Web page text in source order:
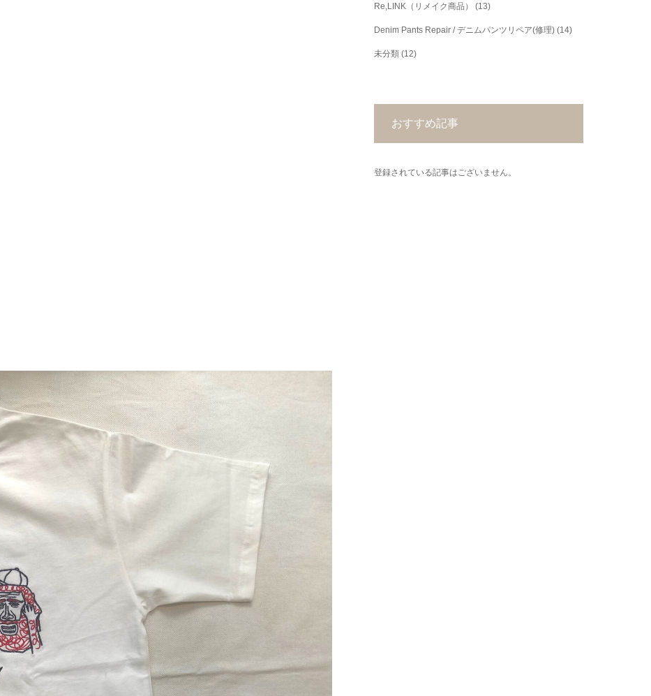
Re,LINK（リメイク商品） (13)
Denim Pants Repair / デニムパンツリペア(修理) (14)
未分類 (12)
おすすめ記事
登録されている記事はございません。